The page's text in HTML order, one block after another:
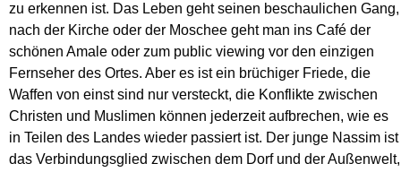
zu erkennen ist. Das Leben geht seinen beschaulichen Gang,
nach der Kirche oder der Moschee geht man ins Café der
schönen Amale oder zum public viewing vor den einzigen
Fernseher des Ortes. Aber es ist ein brüchiger Friede, die
Waffen von einst sind nur versteckt, die Konflikte zwischen
Christen und Muslimen können jederzeit aufbrechen, wie es
in Teilen des Landes wieder passiert ist. Der junge Nassim ist
das Verbindungsglied zwischen dem Dorf und der Außenwelt,